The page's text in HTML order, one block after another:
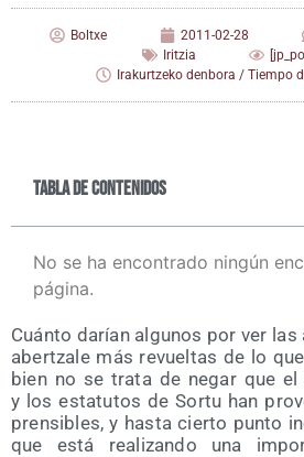
Boltxe 2011-02-28
Iritzia
Irakurtzeko denbora / Tiempo
Tabla de contenidos
No se ha encontrado ningún
página.
Cuán­to darían algu­nos por ver
aber­tza­le más revuel­tas de lo
bien no se tra­ta de negar que el
y los esta­tu­tos de Sor­tu han
pren­si­bles, y has­ta cier­to pun­to
que está rea­li­zan­do una